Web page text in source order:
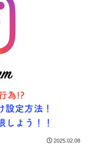
2025.02.08